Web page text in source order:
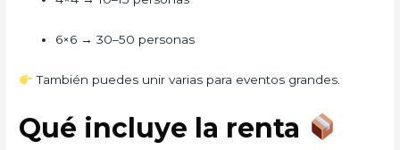
6×6 → 30–50 personas
También puedes unir varias para eventos grandes.
Qué incluye la renta